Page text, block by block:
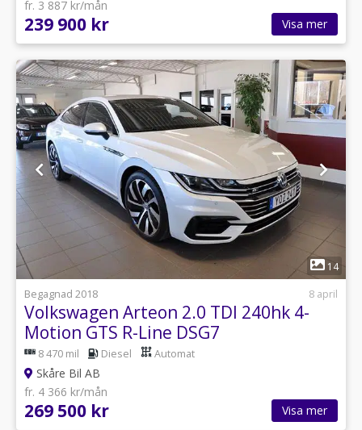
fr. 3 887 kr/mån
239 900 kr Visa mer
1
14
Begagnad 2018
8 april
Volkswagen Arteon 2.0 TDI 240hk 4-
Motion GTS R-Line DSG7
8 470 mil Diesel Automat
Skåre Bil AB
fr. 4 366 kr/mån
269 500 kr Visa mer